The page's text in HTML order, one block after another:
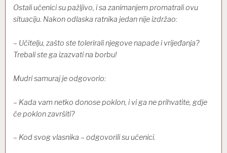
Ostali učenici su pažljivo, i sa zanimanjem promatrali ovu
situaciju. Nakon odlaska ratnika jedan nije izdržao:
– Učitelju, zašto ste tolerirali njegove napade i vrijeđanja?
Trebali ste ga izazvati na borbu!
Mudri samuraj je odgovorio:
– Kada vam netko donose poklon, i vi ga ne prihvatite, gdje
će poklon završiti?
– Kod svog vlasnika – odgovorili su učenici.